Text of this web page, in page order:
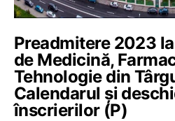
Preadmitere 2023
de Medicină,
Tehnologie din
Calendarul și
înscrierilor (P)